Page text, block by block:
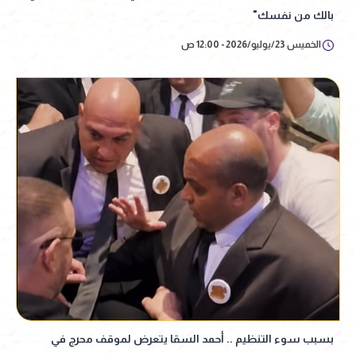
بالك من نفسك"
الخميس 23/يوليو/2026 - 12:00 ص
بسبب سوء التنظيم .. أحمد السقا يتعرض لموقف محرج في